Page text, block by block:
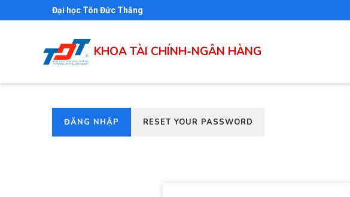
Đại học Tôn Đức Thắng
KHOA TÀI CHÍNH-NGÂN HÀNG
Primary
ĐĂNG NHẬP RESET YOUR PASSWORD